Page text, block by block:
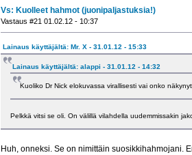
Vs: Kuolleet hahmot (juonipaljastuksia!)
Vastaus #21 01.02.12 - 10:37
Lainaus käyttäjältä: Mr. X - 31.01.12 - 15:33
Lainaus käyttäjältä: alappi - 31.01.12 - 14:32
Kuoliko Dr Nick elokuvassa virallisesti vai onko
Pelkkä vitsi se oli. On välillä vilahdella uudemmissakin
Huh, onneksi. Se on nimittäin suosikkihahmojani.